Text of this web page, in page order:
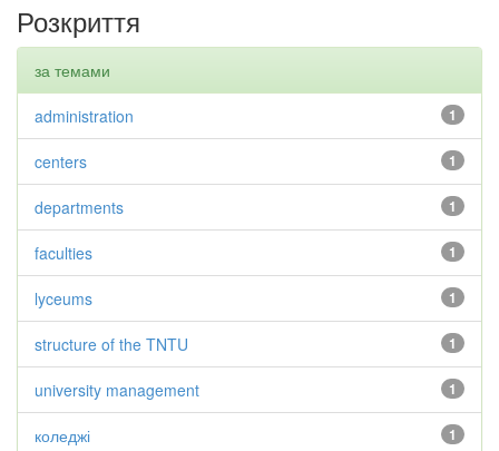
Розкриття
за темами
1
administration
1
centers
1
departments
1
faculties
1
lyceums
1
structure of the TNTU
1
university management
1
коледжі